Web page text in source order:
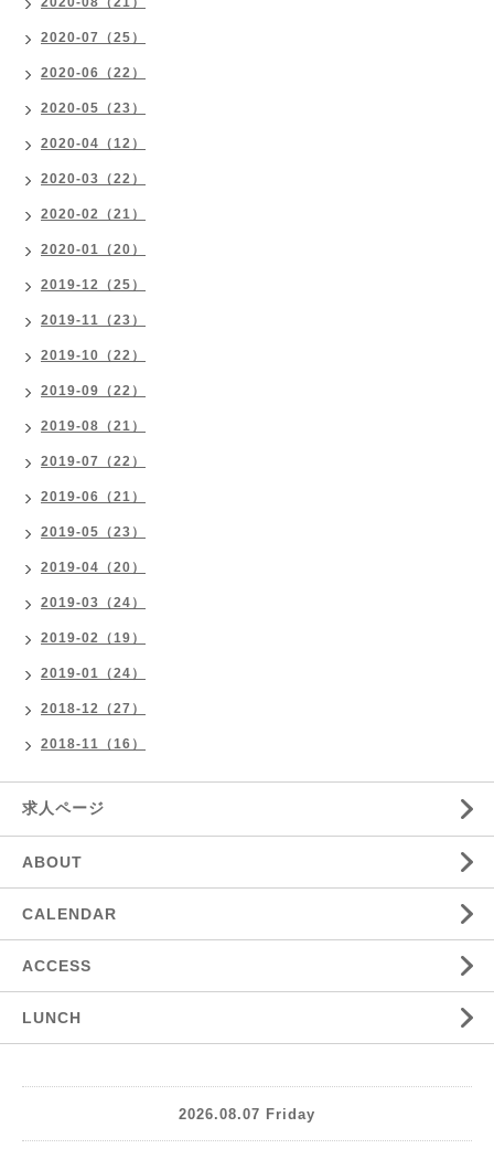
2020-07（25）
2020-06（22）
2020-05（23）
2020-04（12）
2020-03（22）
2020-02（21）
2020-01（20）
2019-12（25）
2019-11（23）
2019-10（22）
2019-09（22）
2019-08（21）
2019-07（22）
2019-06（21）
2019-05（23）
2019-04（20）
2019-03（24）
2019-02（19）
2019-01（24）
2018-12（27）
2018-11（16）
求人ページ
ABOUT
CALENDAR
ACCESS
LUNCH
2026.08.07 Friday